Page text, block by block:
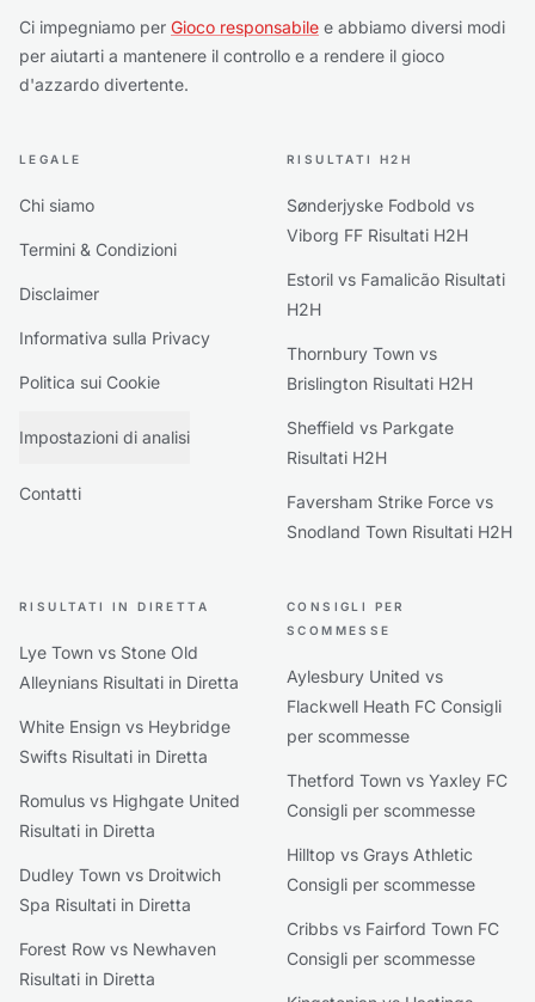
Ci impegniamo per Gioco responsabile e abbiamo diversi modi
per aiutarti a mantenere il controllo e a rendere il gioco
d'azzardo divertente.
LEGALE
Chi siamo
Termini & Condizioni
Disclaimer
Informativa sulla Privacy
Politica sui Cookie
Impostazioni di analisi
Contatti
RISULTATI H2H
Sønderjyske Fodbold vs
Viborg FF Risultati H2H
Estoril vs Famalicão Risultati
H2H
Thornbury Town vs
Brislington Risultati H2H
Sheffield vs Parkgate
Risultati H2H
Faversham Strike Force vs
Snodland Town Risultati H2H
RISULTATI IN DIRETTA
Lye Town vs Stone Old
Alleynians Risultati in Diretta
White Ensign vs Heybridge
Swifts Risultati in Diretta
Romulus vs Highgate United
Risultati in Diretta
Dudley Town vs Droitwich
Spa Risultati in Diretta
Forest Row vs Newhaven
Risultati in Diretta
CONSIGLI PER
SCOMMESSE
Aylesbury United vs
Flackwell Heath FC Consigli
per scommesse
Thetford Town vs Yaxley FC
Consigli per scommesse
Hilltop vs Grays Athletic
Consigli per scommesse
Cribbs vs Fairford Town FC
Consigli per scommesse